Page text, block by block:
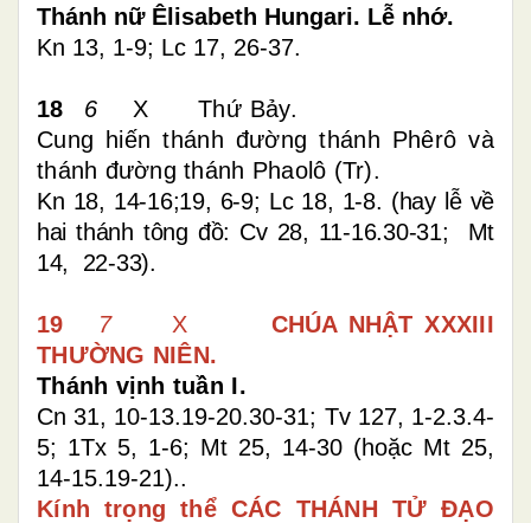
Thánh nữ Êlisabeth Hungari. Lễ nhớ.
Kn 13, 1-9; Lc 17, 26-37.
18 6 X Thứ Bảy.
Cung hiến thánh đường thánh Phêrô và
thánh đường thánh Phaolô (Tr).
Kn 18, 14-16;19, 6-9; Lc 18, 1-8. (hay lễ về
hai thánh tông đồ: Cv 28, 11-16.30-31; Mt
14, 22-33).
19 7X CHÚA NHẬT XXXIII
THƯỜNG NIÊN.
Thánh vịnh tuần I.
Cn 31, 10-13.19-20.30-31; Tv 127, 1-2.3.4-
5; 1Tx 5, 1-6; Mt 25, 14-30 (hoặc Mt 25,
14-15.19-21)..
Kính trọng thể CÁC THÁNH TỬ ĐẠO